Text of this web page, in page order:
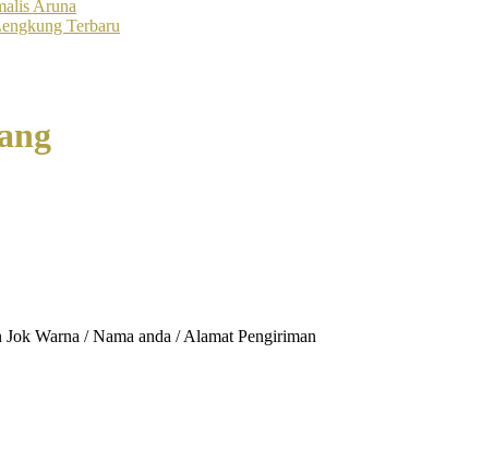
Warna / Nama anda / Alamat Pengiriman